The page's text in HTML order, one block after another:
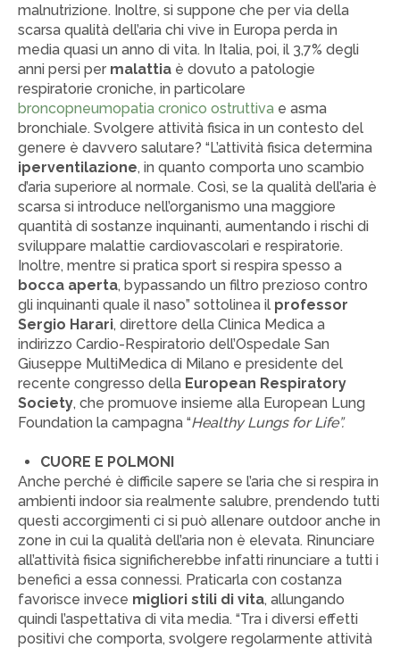
malnutrizione. Inoltre, si suppone che per via della
scarsa qualità dell’aria chi vive in Europa perda in
media quasi un anno di vita. In Italia, poi, il 3,7% degli
anni persi per malattia è dovuto a patologie
respiratorie croniche, in particolare
broncopneumopatia cronico ostruttiva e asma
bronchiale. Svolgere attività fisica in un contesto del
genere è davvero salutare? “L’attività fisica determina
iperventilazione, in quanto comporta uno scambio
d’aria superiore al normale. Così, se la qualità dell’aria è
scarsa si introduce nell’organismo una maggiore
quantità di sostanze inquinanti, aumentando i rischi di
sviluppare malattie cardiovascolari e respiratorie.
Inoltre, mentre si pratica sport si respira spesso a
bocca aperta, bypassando un filtro prezioso contro
gli inquinanti quale il naso” sottolinea il professor
Sergio Harari, direttore della Clinica Medica a
indirizzo Cardio-Respiratorio dell’Ospedale San
Giuseppe MultiMedica di Milano e presidente del
recente congresso della European Respiratory
Society, che promuove insieme alla European Lung
Foundation la campagna “Healthy Lungs for Life”.
CUORE E POLMONI
Anche perché è difficile sapere se l’aria che si respira in
ambienti indoor sia realmente salubre, prendendo tutti
questi accorgimenti ci si può allenare outdoor anche in
zone in cui la qualità dell’aria non è elevata. Rinunciare
all’attività fisica significherebbe infatti rinunciare a tutti i
benefici a essa connessi. Praticarla con costanza
favorisce invece migliori stili di vita, allungando
quindi l’aspettativa di vita media. “Tra i diversi effetti
positivi che comporta, svolgere regolarmente attività